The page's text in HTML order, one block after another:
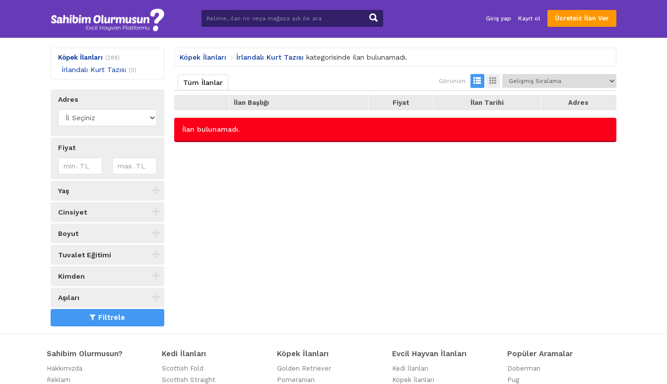
Giriş yap Kayıt ol Ücretsiz İlan Ver
Köpek İlanları (288)
İrlandalı Kurt Tazısı (0)
Adres
Fiyat
Yaş
Cinsiyet
Boyut
Tuvalet Eğitimi
Kimden
Aşıları
Filtrele
Köpek İlanları İrlandalı Kurt Tazısı kategorisinde ilan bulunamadı.
Tüm İlanlar Görünüm
İlan Başlığı Fiyat İlan Tarihi Adres
İlan bulunamadı.
Sahibim Olurmusun?
Hakkımızda
Reklam
Kedi İlanları
Scottish Fold
Scottish Straight
Köpek İlanları
Golden Retriever
Pomeranian
Evcil Hayvan İlanları
Kedi İlanları
Köpek İlanları
Popüler Aramalar
Doberman
Pug